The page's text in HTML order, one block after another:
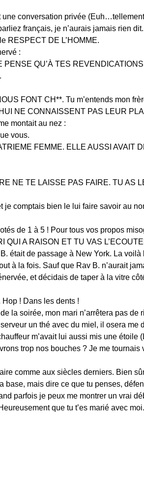
conversation privée
français, je n’aurais jamais rien dit.
RESPECT DE L’HOMME.
:
QU’À TES
FONT CH**. Tu m’entends mon
NE CONNAISSENT PAS LEUR
montait au nez :
vous.
FEMME. ELLE AUSSI AVAIT
NE TE LAISSE PAS FAIRE. TU AS
comptais bien le lui faire savoir au
de 1 à 5 ! Pour tous vos propos
QUI A RAISON ET TU VAS
était de passage à New York. La
à la fois. Sauf que Rav B. n’aurait
et décidais de taper à la vitre
Hop ! Dans les dents !
la soirée, mon mari n’arrêtera pas
un thé avec du miel, il osera me
m’avait lui aussi mis une étoile
trop nos bouches ? Je me
comme aux siècles derniers. Bien
base, mais dire ce que tu penses,
parfois je peux me montrer un vrai
que tu t’es marié avec moi.